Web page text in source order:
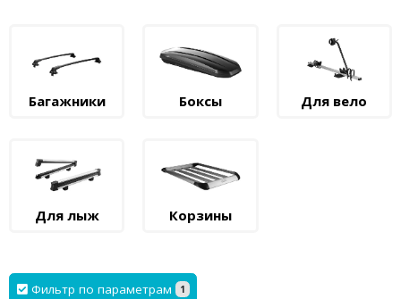
Багажники Боксы Для вело
Для лыж Корзины
Фильтр по параметрам 1